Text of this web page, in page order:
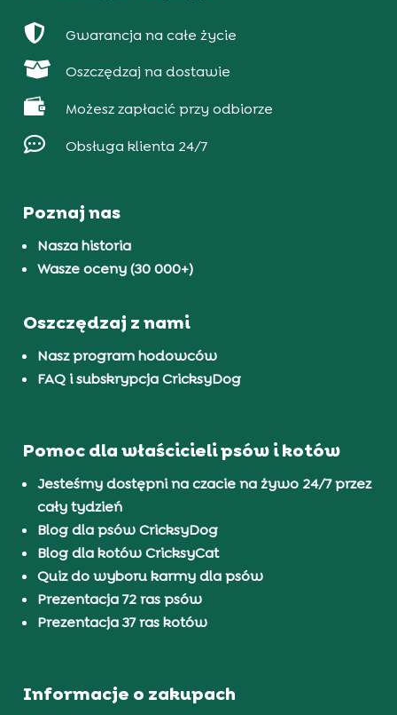
 Gwarancja na całe życie
 Oszczędzaj na dostawie
 Możesz zapłacić przy odbiorze
 Obsługa klienta 24/7
Poznaj nas
Nasza historia
Wasze oceny (30 000+)
Oszczędzaj z nami
Nasz program hodowców
FAQ i subskrypcja CricksyDog
Pomoc dla właścicieli psów i kotów
Jesteśmy dostępni na czacie na żywo 24/7 przez
cały tydzień
Blog dla psów CricksyDog
Blog dla kotów CricksyCat
Quiz do wyboru karmy dla psów
Prezentacja 72 ras psów
Prezentacja 37 ras kotów
Informacje o zakupach